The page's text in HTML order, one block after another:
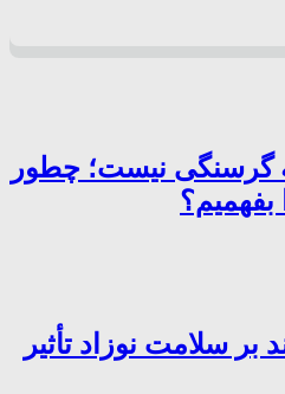
گرسنگی نیست؛ چطور
بفهمیم؟
بر سلامت نوزاد تأثیر